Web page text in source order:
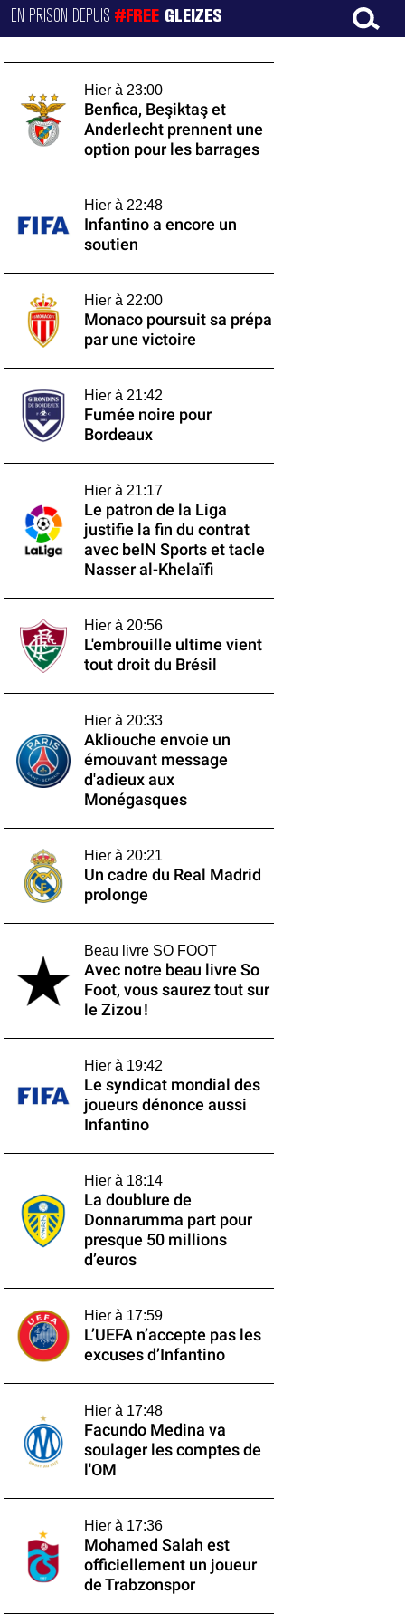
EN PRISON DEPUIS#FREE GLEIZES
Hier à 23:00
Benfica, Beşiktaş et
Anderlecht prennent une
option pour les barrages
Hier à 22:48
Infantino a encore un
soutien
Hier à 22:00
Monaco poursuit sa prépa
par une victoire
Hier à 21:42
Fumée noire pour
Bordeaux
Hier à 21:17
Le patron de la Liga
justifie la fin du contrat
avec beIN Sports et tacle
Nasser al-Khelaïfi
Hier à 20:56
L'embrouille ultime vient
tout droit du Brésil
Hier à 20:33
Akliouche envoie un
émouvant message
d'adieux aux
Monégasques
Hier à 20:21
Un cadre du Real Madrid
prolonge
Beau livre SO FOOT
Avec notre beau livre So
Foot, vous saurez tout sur
le Zizou !
Hier à 19:42
Le syndicat mondial des
joueurs dénonce aussi
Infantino
Hier à 18:14
La doublure de
Donnarumma part pour
presque 50 millions
d’euros
Hier à 17:59
L’UEFA n’accepte pas les
excuses d’Infantino
Hier à 17:48
Facundo Medina va
soulager les comptes de
l'OM
Hier à 17:36
Mohamed Salah est
officiellement un joueur
de Trabzonspor